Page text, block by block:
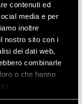
contenuti ed
media e per
inoltre
nostro sito con i
dei dati web,
combinarle
o che hanno